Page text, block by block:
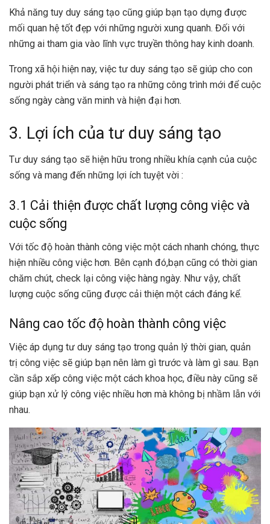
Khả năng tuy duy sáng tạo cũng giúp bạn tạo dựng được
mối quan hệ tốt đẹp với những người xung quanh. Đối với
những ai tham gia vào lĩnh vực truyền thông hay kinh doanh.
Trong xã hội hiện nay, việc tư duy sáng tạo sẽ giúp cho con
người phát triển và sáng tạo ra những công trình mới để cuộc
sống ngày càng văn minh và hiện đại hơn.
3. Lợi ích của tư duy sáng tạo
Tư duy sáng tạo sẽ hiện hữu trong nhiều khía cạnh của cuộc
sống và mang đến những lợi ích tuyệt vời :
3.1 Cải thiện được chất lượng công việc và
cuộc sống
Với tốc độ hoàn thành công việc một cách nhanh chóng, thực
hiện nhiều công việc hơn. Bên cạnh đó,bạn cũng có thời gian
chăm chút, check lại công việc hàng ngày. Như vậy, chất
lượng cuộc sống cũng được cải thiện một cách đáng kể.
Nâng cao tốc độ hoàn thành công việc
Việc áp dụng tư duy sáng tạo trong quản lý thời gian, quản
trị công việc sẽ giúp bạn nên làm gì trước và làm gì sau. Bạn
cần sắp xếp công việc một cách khoa học, điều này cũng sẽ
giúp bạn xử lý công việc nhiều hơn mà không bị nhầm lẫn với
nhau.